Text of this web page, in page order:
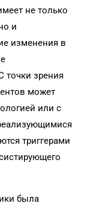
не только
и
изменения в
точки зрения
может
или с
триггерами
была